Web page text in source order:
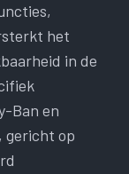
het
in de
Ban en
gericht op